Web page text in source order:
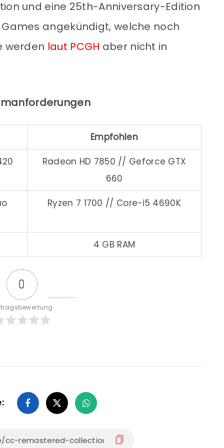
und eine 25th-Anniversary-Edition
angekündigt, welche noch
werden laut PCGH aber nicht in
Empfohlen
Radeon HD 7850 // Geforce GTX
660
Ryzen 7 1700 // Core-i5 4690K
4 GB RAM
0